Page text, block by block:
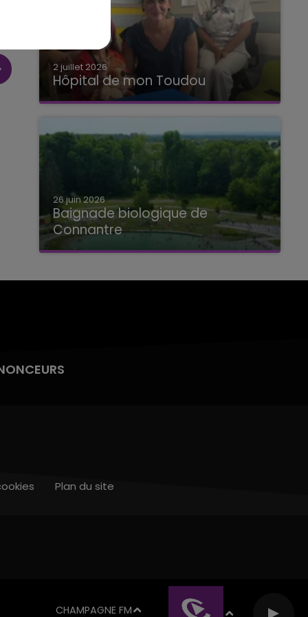
2 juillet 2026
Hôpital de mon Toudou
Hôpital de mon Toudou
26 juin 2026
Baignade biologique de
Connantre
Baignade biologique de Connantre
CHAMPAGNE FM
Plan du site